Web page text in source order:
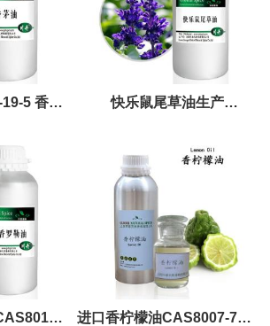
快乐鼠尾草油生产
进口香柠檬油CAS8007-75-8